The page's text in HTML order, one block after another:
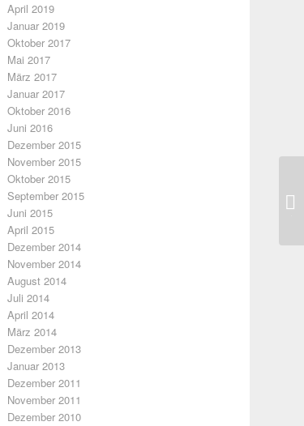
April 2019
Januar 2019
Oktober 2017
Mai 2017
März 2017
Januar 2017
Oktober 2016
Juni 2016
Dezember 2015
November 2015
Oktober 2015
September 2015
Juni 2015
April 2015
Dezember 2014
November 2014
August 2014
Juli 2014
April 2014
März 2014
Dezember 2013
Januar 2013
Dezember 2011
November 2011
Dezember 2010